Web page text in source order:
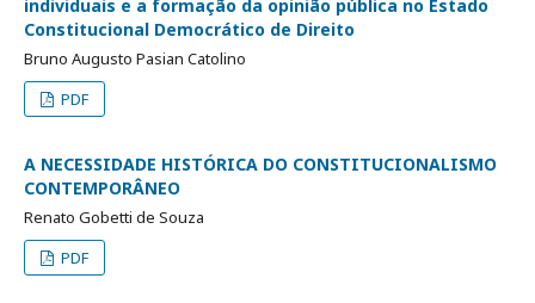
individuais e a formação da opinião pública no Estado
Constitucional Democrático de Direito
Bruno Augusto Pasian Catolino
PDF
A NECESSIDADE HISTÓRICA DO CONSTITUCIONALISMO
CONTEMPORÂNEO
Renato Gobetti de Souza
PDF